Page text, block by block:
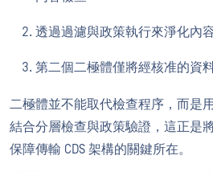
透過過濾與政策執行來淨化內
第二個二極體僅將經核准的資
二極體並不能取代檢查程序，而是
結合分層檢查與政策驗證，這正是
保障傳輸 CDS 架構的關鍵所在。